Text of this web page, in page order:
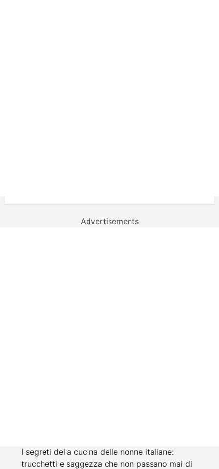
Advertisements
I segreti della cucina delle nonne italiane:
trucchetti e saggezza che non passano mai di